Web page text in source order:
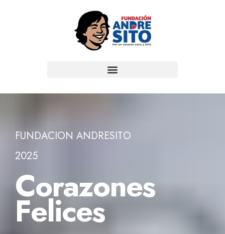
FUNDACIÓN ANDRESITO
2025
Corazones
Felices